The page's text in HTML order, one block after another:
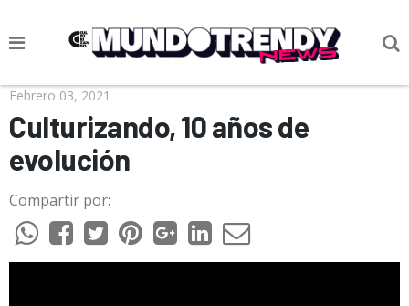
NOTICIAS
CULTURA POP
CIENCIA Y TECNOLOGÍA
VIDA
SOCIEDAD
Febrero 03, 2021
Culturizando, 10 años de
evolución
Compartir por: